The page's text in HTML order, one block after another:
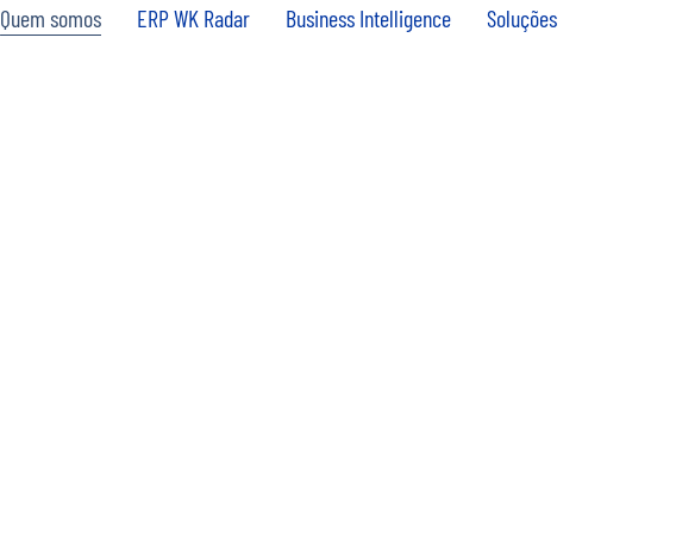
Quem somos ERP WK Radar Business Intelligence Soluções